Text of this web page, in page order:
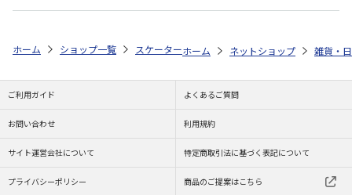
ホーム ショップ一覧 スケーター コンビニコーヒーステンレスタン
ホーム ネットショップ 雑貨・
ご利用ガイド よくあるご質問
お問い合わせ 利用規約
サイト運営会社について 特定商取引法に基づく表記について
プライバシーポリシー 商品のご提案はこちら